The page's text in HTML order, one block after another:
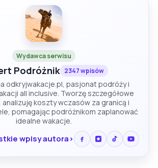
Wydawca serwisu
Podróżnik 2347 wpisów
odkryjwakacje.pl, pasjonat podróży i
all inclusive. Tworzę szczegółowe
koszty wczasów za granicą i
pomagając podróżnikom zaplanować
idealne wakacje.
wpisy autora